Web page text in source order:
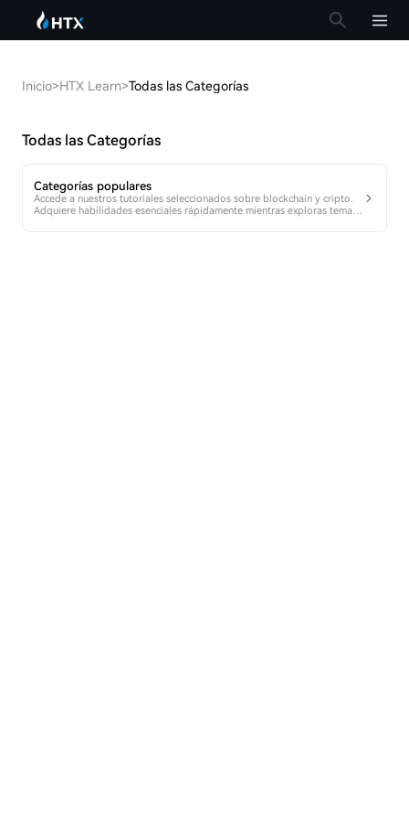
Inicio>HTX Learn>Todas las Categorías
Todas las Categorías
Categorías populares
Accede a nuestros tutoriales seleccionados sobre blockchain y cripto.
Adquiere habilidades esenciales rápidamente mientras exploras temas